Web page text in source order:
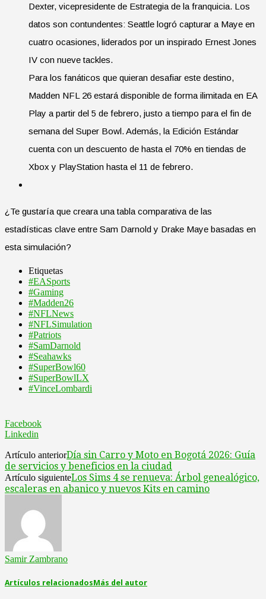
Dexter, vicepresidente de Estrategia de la franquicia. Los
datos son contundentes: Seattle logró capturar a Maye en
cuatro ocasiones, liderados por un inspirado Ernest Jones
IV con nueve tackles.
Para los fanáticos que quieran desafiar este destino,
Madden NFL 26 estará disponible de forma ilimitada en EA
Play a partir del 5 de febrero, justo a tiempo para el fin de
semana del Super Bowl. Además, la Edición Estándar
cuenta con un descuento de hasta el 70% en tiendas de
Xbox y PlayStation hasta el 11 de febrero.
¿Te gustaría que creara una tabla comparativa de las
estadísticas clave entre Sam Darnold y Drake Maye basadas en
esta simulación?
Etiquetas
#EASports
#Gaming
​#Madden26
#NFLNews
#NFLSimulation
#Patriots
#SamDarnold
#Seahawks
#SuperBowl60
#SuperBowlLX
#VinceLombardi
Facebook
Linkedin
Artículo anterior​Día sin Carro y Moto en Bogotá 2026: Guía
de servicios y beneficios en la ciudad
Artículo siguiente​Los Sims 4 se renueva: Árbol genealógico,
escaleras en abanico y nuevos Kits en camino
Samir Zambrano
Artículos relacionadosMás del autor